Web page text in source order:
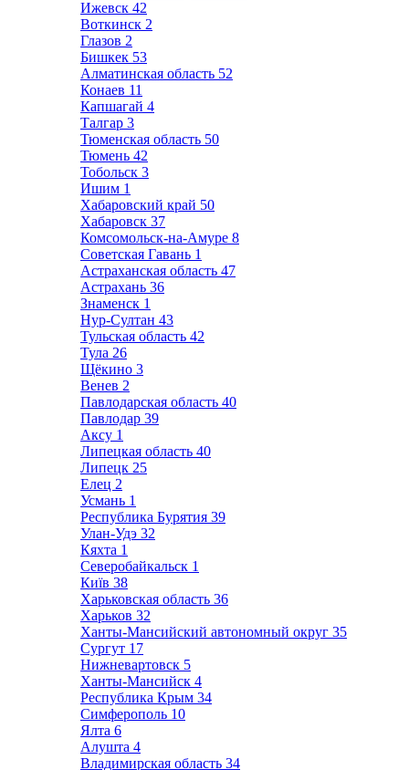
Ижевск 42
Воткинск 2
Глазов 2
Бишкек 53
Алматинская область 52
Конаев 11
Капшагай 4
Талгар 3
Тюменская область 50
Тюмень 42
Тобольск 3
Ишим 1
Хабаровский край 50
Хабаровск 37
Комсомольск-на-Амуре 8
Советская Гавань 1
Астраханская область 47
Астрахань 36
Знаменск 1
Нур-Султан 43
Тульская область 42
Тула 26
Щёкино 3
Венев 2
Павлодарская область 40
Павлодар 39
Аксу 1
Липецкая область 40
Липецк 25
Елец 2
Усмань 1
Республика Бурятия 39
Улан-Удэ 32
Кяхта 1
Северобайкальск 1
Київ 38
Харьковская область 36
Харьков 32
Ханты-Мансийский автономный округ 35
Сургут 17
Нижневартовск 5
Ханты-Мансийск 4
Республика Крым 34
Симферополь 10
Ялта 6
Алушта 4
Владимирская область 34